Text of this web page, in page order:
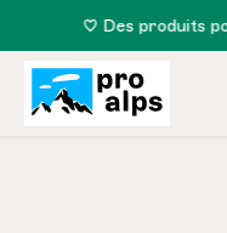
principal
♡ Des produits